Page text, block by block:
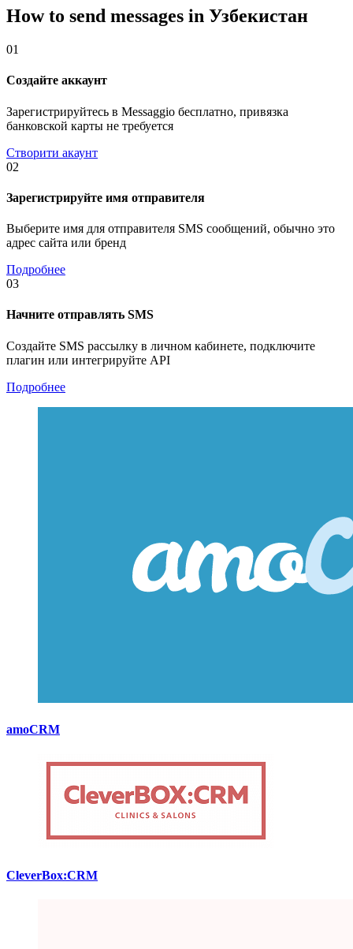
How to send messages in Узбекистан
01
Создайте аккаунт
Зарегистрируйтесь в Messaggio бесплатно, привязка
банковской карты не требуется
Створити акаунт
02
Зарегистрируйте имя отправителя
Выберите имя для отправителя SMS сообщений, обычно это
адрес сайта или бренд
Подробнее
03
Начните отправлять SMS
Создайте SMS рассылку в личном кабинете, подключите
плагин или интегрируйте API
Подробнее
amoCRM
CleverBox:CRM